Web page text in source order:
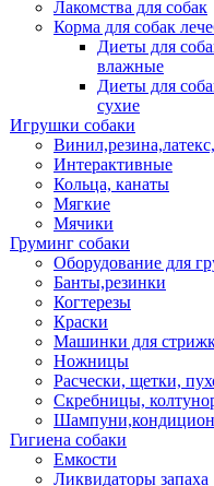
Лакомства для собак
Корма для собак
Диеты для
влажные
Диеты для
сухие
Игрушки собаки
Интерактивные
Кольца, канаты
Мягкие
Мячики
Груминг собаки
Оборудование для
Банты,резинки
Когтерезы
Краски
Машинки для
Ножницы
Расчески, щетки,
Скребницы,
Гигиена собаки
Емкости
Ликвидаторы запаха